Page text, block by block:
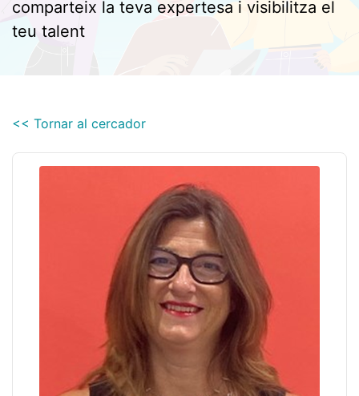
comparteix la teva expertesa i visibilitza el
teu talent
<< Tornar al cercador